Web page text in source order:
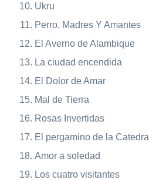
Ukru
Perro, Madres Y Amantes
El Averno de Alambique
La ciudad encendida
El Dolor de Amar
Mal de Tierra
Rosas Invertidas
El pergamino de la Catedral
Amor a soledad
Los cuatro visitantes